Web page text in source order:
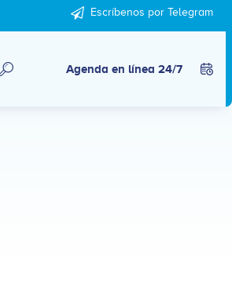
Escríbenos por Telegram
Agenda en línea 24/7